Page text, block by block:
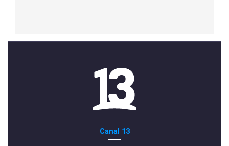
Canal 13